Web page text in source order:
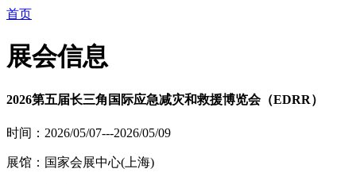
首页
展会信息
2026第五届长三角国际应急减灾和救援博览会（EDRR）
时间：2026/05/07---2026/05/09
展馆：国家会展中心(上海)